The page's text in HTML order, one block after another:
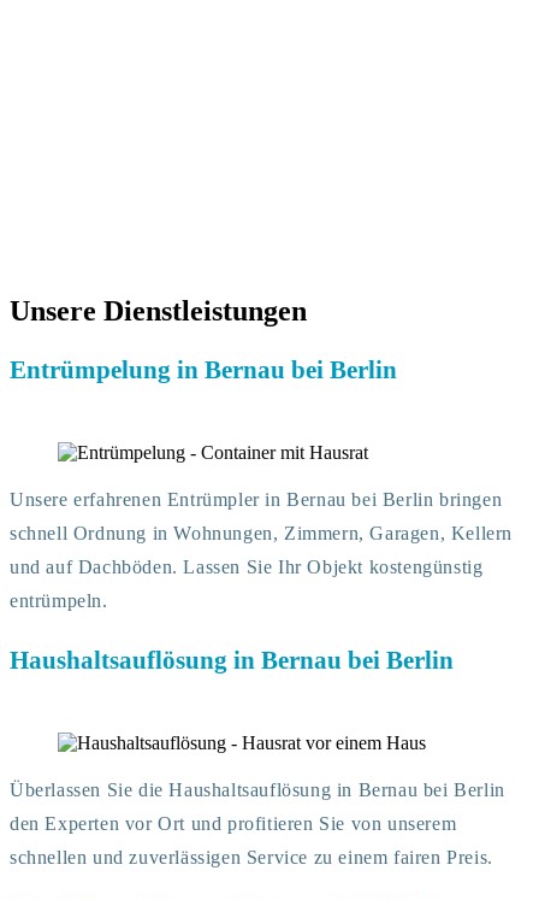
Unsere Dienstleistungen
Entrümpelung in Bernau bei Berlin
Unsere erfahrenen Entrümpler in Bernau bei Berlin bringen
schnell Ordnung in Wohnungen, Zimmern, Garagen, Kellern
und auf Dachböden. Lassen Sie Ihr Objekt kostengünstig
entrümpeln.
Haushaltsauflösung in Bernau bei Berlin
Überlassen Sie die Haushaltsauflösung in Bernau bei Berlin
den Experten vor Ort und profitieren Sie von unserem
schnellen und zuverlässigen Service zu einem fairen Preis.